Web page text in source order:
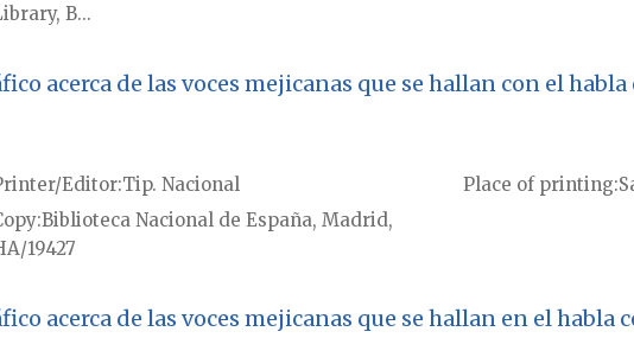
B...
acerca de las voces mejicanas que se hallan con el
Editor Tip. Nacional Place of printing
Biblioteca Nacional de España, Madrid,
19427
acerca de las voces mejicanas que se hallan en el habla